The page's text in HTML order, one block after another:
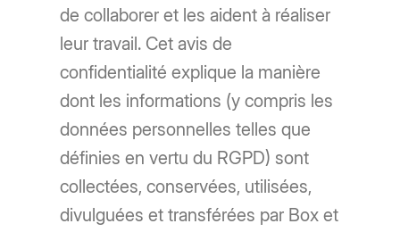
de collaborer et les aident à réaliser
leur travail. Cet avis de
confidentialité explique la manière
dont les informations (y compris les
données personnelles telles que
définies en vertu du RGPD) sont
collectées, conservées, utilisées,
divulguées et transférées par Box et